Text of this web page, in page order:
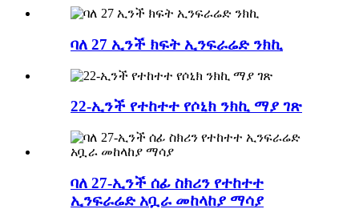
ባለ 27 ኢንች ክፍት ኢንፍራሬድ ንክኪ
22-ኢንች የተከተተ የሶኒክ ንክኪ ማያ ገጽ
ባለ 27-ኢንች ሰፊ ስክሪን የተከተተ
ኢንፍራሬድ አቧራ መከላከያ ማሳያ